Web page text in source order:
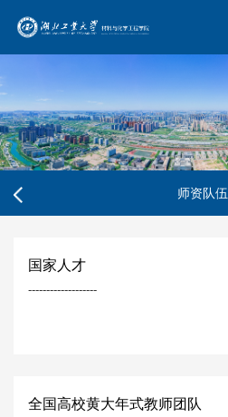
师资队伍
国家人才
-------------------
全国高校黄大年式教师团队